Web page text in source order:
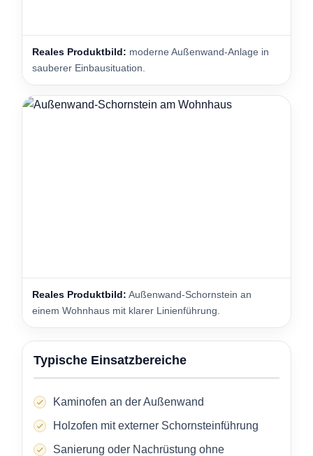
Reales Produktbild: moderne Außenwand-Anlage in
sauberer Einbausituation.
Reales Produktbild: Außenwand-Schornstein an
einem Wohnhaus mit klarer Linienführung.
Typische Einsatzbereiche
Kaminofen an der Außenwand
Holzofen mit externer Schornsteinführung
Sanierung oder Nachrüstung ohne